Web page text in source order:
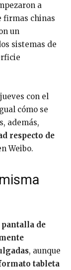
a
firmas chinas
un
sistemas de
con el
cómo se
además,
respecto de
Weibo.
de
, aunque
tableta